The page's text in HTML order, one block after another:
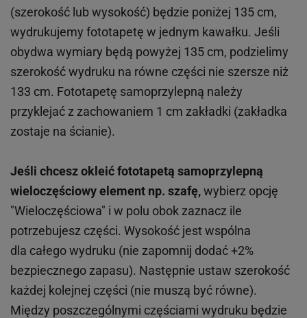
(szerokość lub wysokość) będzie poniżej 135 cm,
wydrukujemy fototapetę w jednym kawałku. Jeśli
obydwa wymiary będą powyżej 135 cm, podzielimy
szerokość wydruku na równe części nie szersze niż
133 cm. Fototapetę samoprzylepną należy
przyklejać z zachowaniem 1 cm zakładki (zakładka
zostaje na ścianie).
Jeśli chcesz okleić fototapetą samoprzylepną
wieloczęściowy element np. szafę,wybierz opcję
"Wieloczęściowa" i w polu obok zaznacz ile
potrzebujesz części. Wysokość jest wspólna
dla całego wydruku (nie zapomnij dodać +2%
bezpiecznego zapasu). Następnie ustaw szerokość
każdej kolejnej części (nie muszą być równe).
Między poszczególnymi częściami wydruku będzie